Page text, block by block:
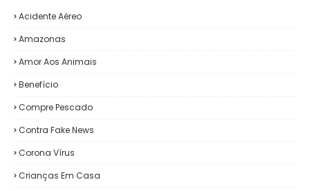
Acidente Aéreo
Amazonas
Amor Aos Animais
Benefício
Compre Pescado
Contra Fake News
Corona Vírus
Crianças Em Casa